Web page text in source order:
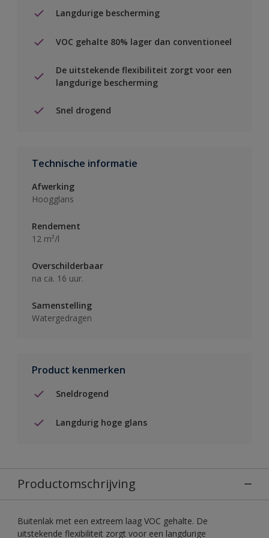
Langdurige bescherming
VOC gehalte 80% lager dan conventioneel
De uitstekende flexibiliteit zorgt voor een
langdurige bescherming
Snel drogend
Technische informatie
Afwerking
Hoogglans
Rendement
12 m²/l
Overschilderbaar
na ca. 16 uur.
Samenstelling
Watergedragen
Product kenmerken
Sneldrogend
Langdurig hoge glans
Productomschrijving
Buitenlak met een extreem laag VOC gehalte. De
uitstekende flexibiliteit zorgt voor een langdurige